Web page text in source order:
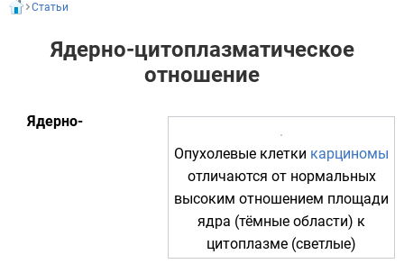
Статьи
Ядерно-цитоплазматическое
отношение
Опухолевые клетки карциномы
отличаются от нормальных
высоким отношением площади
ядра (тёмные области) к
цитоплазме (светлые)
Ядерно-